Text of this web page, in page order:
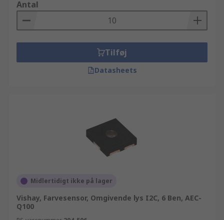
Antal
Tilføj
Datasheets
Midlertidigt ikke på lager
Vishay, Farvesensor, Omgivende lys I2C, 6 Ben, AEC-
Q100